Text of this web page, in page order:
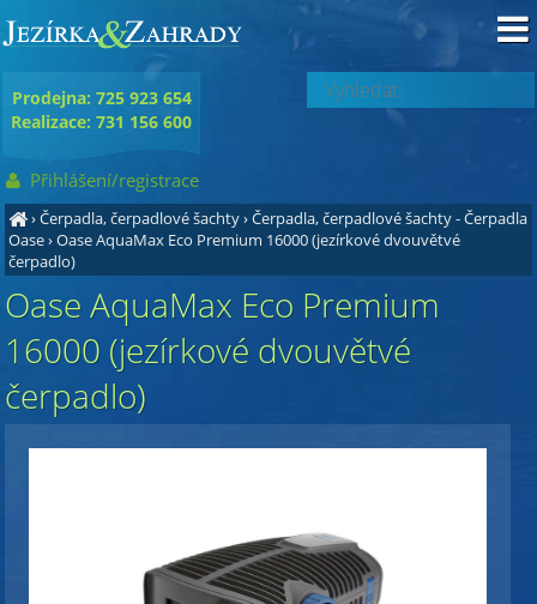
›Čerpadla, čerpadlové šachty›Čerpadla, čerpadlové šachty - Čerpadla
Oase›Oase AquaMax Eco Premium 16000 (jezírkové dvouvětvé
čerpadlo)
Oase AquaMax Eco Premium
16000 (jezírkové dvouvětvé
čerpadlo)
Prodejna: 725 923 654
Realizace: 731 156 600
Přihlášení/registrace